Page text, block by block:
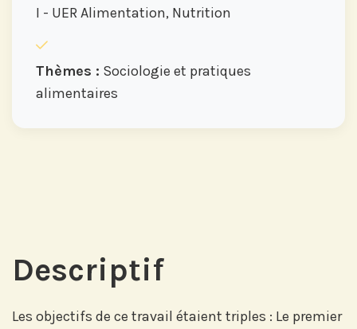
I - UER Alimentation, Nutrition
Thèmes : Sociologie et pratiques
alimentaires
Descriptif
Les objectifs de ce travail étaient triples : Le premier